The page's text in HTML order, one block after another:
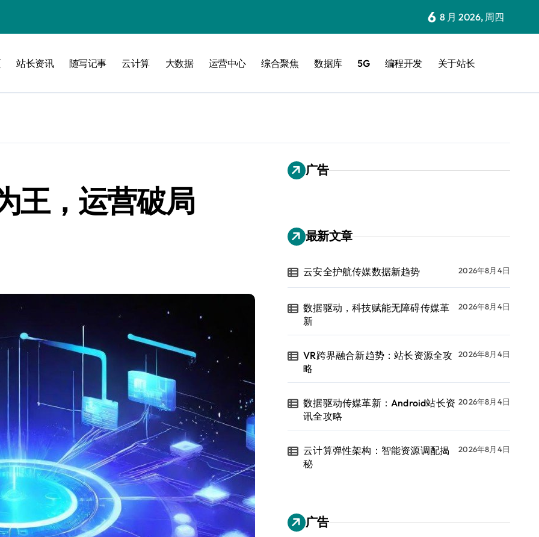
6 8 月 2026, 周四
站长资讯 随写记事 云计算 大数据 运营中心 综合聚焦 数据库 5G 编程开发 关于站长
王，运营破局
广告
最新文章
云安全护航传媒数据新趋势 2026年8月4日
数据驱动，科技赋能无障碍传媒革
新
2026年8月4日
VR跨界融合新趋势：站长资源全攻
略
2026年8月4日
数据驱动传媒革新：Android站长资
讯全攻略
2026年8月4日
云计算弹性架构：智能资源调配揭
秘
2026年8月4日
广告